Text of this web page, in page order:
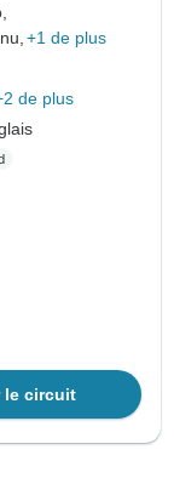
+1 de plus
de plus
le circuit